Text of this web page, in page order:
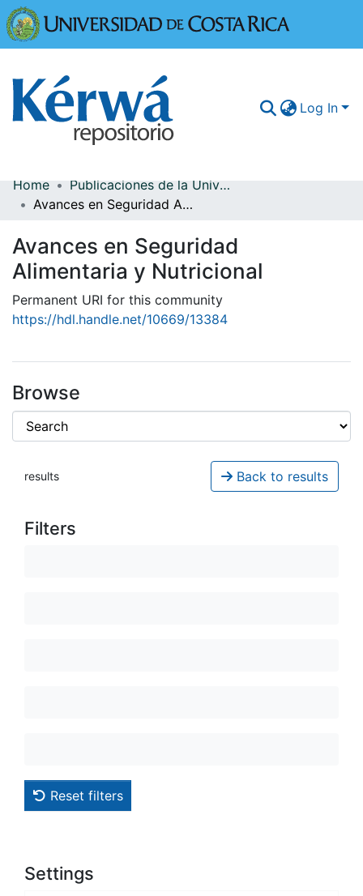
Log In
Communities & Collections
Browse Kérwá
Statistics
Home
Publicaciones de la Universidad de Costa Rica
Avances en Seguridad Alimentaria y Nutricional
Avances en Seguridad
Alimentaria y Nutricional
Permanent URI for this community
https://hdl.handle.net/10669/13384
Browse
results Back to results
Filters
Reset filters
Settings